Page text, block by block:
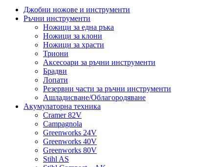
Джобни ножове и инструменти
Ръчни инструменти
Ножици за една ръка
Ножици за клони
Ножици за храсти
Триони
Аксесоари за ръчни инструменти
Брадви
Лопати
Резервни части за ръчни инструменти
Ашладисване/Облагородяване
Акумулаторна техника
Cramer 82V
Campagnola
Greenworks 24V
Greenworks 40V
Greenworks 80V
Stihl AS